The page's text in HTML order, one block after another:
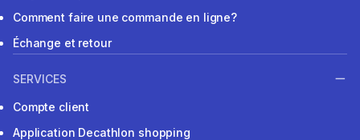
Comment faire une commande en ligne?
Échange et retour
SERVICES
Compte client
Application Decathlon shopping